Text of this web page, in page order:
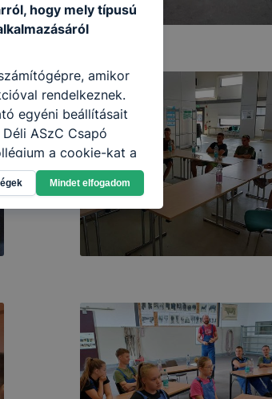
hogy mely típusú
amikor
rendelkeznek.
egyéni beállításait
ASzC Csapó
a cookie-kat a
hogyan
melyik részeit
biztosítsunk Önnek
honlap
a cookie-kat?
mivel a cookie-k
vagy
vagy törlése által
funkcióinak
fog működni
Mindet elfogadom